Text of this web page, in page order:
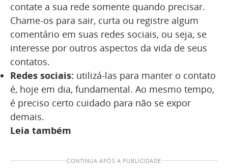
contate a sua rede somente quando precisar.
Chame-os para sair, curta ou registre algum
comentário em suas redes sociais, ou seja, se
interesse por outros aspectos da vida de seus
contatos.
Redes sociais: utilizá-las para manter o contato
é, hoje em dia, fundamental. Ao mesmo tempo,
é preciso certo cuidado para não se expor
demais.
Leia também
CONTINUA APÓS A PUBLICIDADE